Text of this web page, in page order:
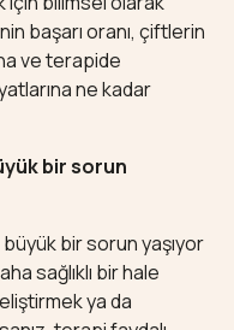
başarı oranı, çiftlerin
ve terapide
ne kadar
bir sorun
bir sorun yaşıyor
sağlıklı bir hale
ya da